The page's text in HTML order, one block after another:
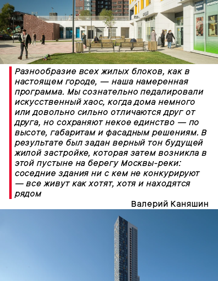
Разнообразие всех жилых блоков, как в
настоящем городе, — наша намеренная
программа. Мы сознательно педалировали
искусственный хаос, когда дома немного
или довольно сильно отличаются друг от
друга, но сохраняют некое единство — по
высоте, габаритам и фасадным решениям. В
результате был задан верный тон будущей
жилой застройке, которая затем возникла в
этой пустыне на берегу Москвы-реки:
соседние здания ни с кем не конкурируют
— все живут как хотят, хотя и находятся
рядом
Валерий Каняшин